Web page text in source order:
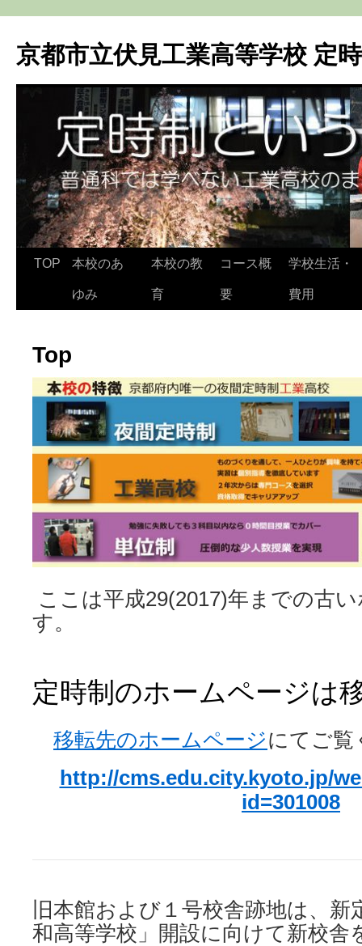
京都市立伏見工業高等学校 定
コ
ス
ッ
TOP 本校のあ
ゆみ
本校の教
育
コース概
要
学校生活・
費用
Top
ここは平成29(2017)年までの古
す。
定時制のホームページは
移転先のホームページにてご覧
http://cms.edu.city.kyoto.jp/
id=301008
旧本館および１号校舎跡地は、新
和高等学校」開設に向けて新校舎